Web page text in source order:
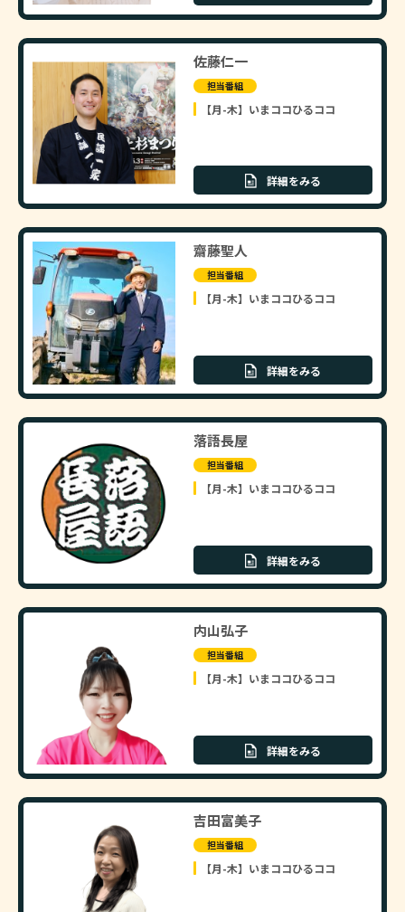
佐藤仁一
担当番組
【月-木】いまココひるココ
詳細をみる
齋藤聖人
担当番組
【月-木】いまココひるココ
詳細をみる
落語長屋
担当番組
【月-木】いまココひるココ
詳細をみる
内山弘子
担当番組
【月-木】いまココひるココ
詳細をみる
吉田富美子
担当番組
【月-木】いまココひるココ